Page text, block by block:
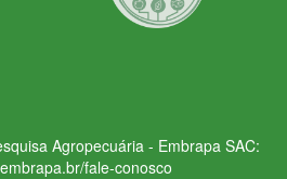
Agropecuária - Embrapa SAC:
fale-conosco